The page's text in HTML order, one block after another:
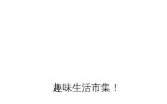
趣味生活市集！